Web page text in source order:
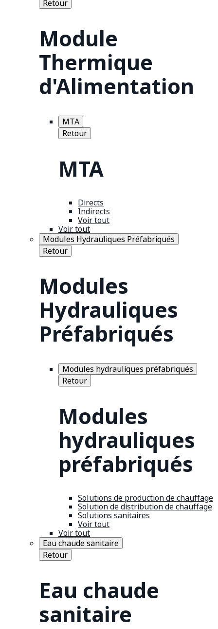
Retour
Module
Thermique
d'Alimentation
MTA
Retour
MTA
Directs
Indirects
Voir tout
Voir tout
Modules Hydrauliques Préfabriqués
Retour
Modules
Hydrauliques
Préfabriqués
Modules hydrauliques préfabriqués
Retour
Modules
hydrauliques
préfabriqués
Solutions de production de chauffage
Solution de distribution de chauffage
Solutions sanitaires
Voir tout
Voir tout
Eau chaude sanitaire
Retour
Eau chaude
sanitaire